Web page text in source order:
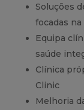
Soluções
focadas
Equipa
saúde
Clínica
Clinic
Melhoria